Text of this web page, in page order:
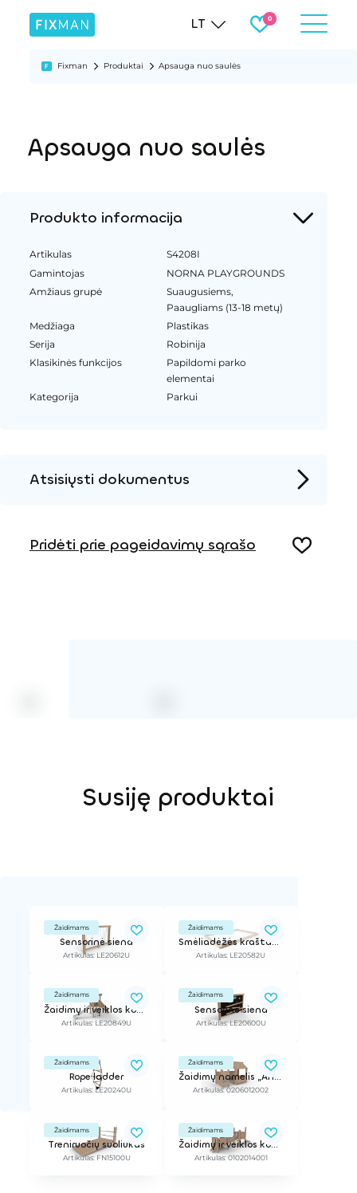
LT
Fixman Produktai Apsauga nuo saulės
Apsauga nuo saulės
Produkto informacija
Artikulas
S4208I
Gamintojas
NORNA PLAYGROUNDS
Amžiaus grupė
Suaugusiems,
Paaugliams (13-18 metų)
Medžiaga
Plastikas
Serija
Robinija
Klasikinės funkcijos
Papildomi parko
elementai
Kategorija
Parkui
Atsisiųsti dokumentus
Pridėti prie pageidavimų sąrašo
Susiję produktai
Žaidimams
Sensorinė siena
Artikulas: LE20612U
Žaidimams
Smėliadėžės kraštas, l - 2 m, h - 0,26 m
Artikulas: LE20582U
Žaidimams
Žaidimų ir veiklos kompleksas
Artikulas: LE20849U
Žaidimams
Sensorinė siena
Artikulas: LE20600U
Žaidimams
Rope ladder
Artikulas: LE20240U
Žaidimams
Žaidimų namelis „Anton“
Artikulas: 0206012002
Žaidimams
Treniruočių suoliukas
Artikulas: FN15100U
Žaidimams
Žaidimų ir veiklos kompleksas
Artikulas: 0102014001